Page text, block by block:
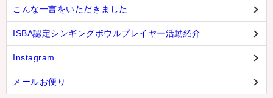
こんな一言をいただきました
ISBA認定シンギングボウルプレイヤー活動紹介
Instagram
メールお便り